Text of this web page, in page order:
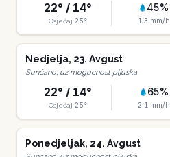
22° / 14°
Osjećaj 25°
45%
1.3 mm/h
Nedjelja, 23. Avgust
Sunčano, uz mogućnost pljuska
22° / 14°
Osjećaj 25°
65%
2.1 mm/h
Ponedjeljak, 24. Avgust